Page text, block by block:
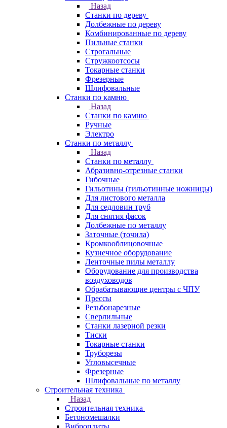
Назад
Станки по дереву
Долбежные по дереву
Комбинированные по дереву
Пильные станки
Строгальные
Стружкоотсосы
Токарные станки
Фрезерные
Шлифовальные
Станки по камню
Назад
Станки по камню
Ручные
Электро
Станки по металлу
Назад
Станки по металлу
Абразивно-отрезные станки
Гибочные
Гильотины (гильотинные ножницы)
Для листового металла
Для седловин труб
Для снятия фасок
Долбежные по металлу
Заточные (точила)
Кромкооблицовочные
Кузнечное оборудование
Ленточные пилы металлу
Оборудование для производства
воздуховодов
Обрабатывающие центры с ЧПУ
Прессы
Резьбонарезные
Сверлильные
Станки лазерной резки
Тиски
Токарные станки
Труборезы
Угловысечные
Фрезерные
Шлифовальные по металлу
Строительная техника
Назад
Строительная техника
Бетономешалки
Виброплиты